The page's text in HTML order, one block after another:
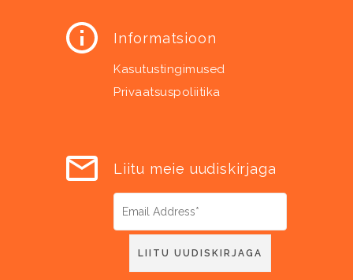
Informatsioon
Kasutustingimused
Privaatsuspoliitika
Liitu meie uudiskirjaga